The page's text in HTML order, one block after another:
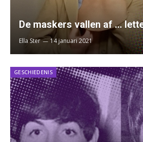
De maskers vallen af …
Ella Ster 14 januari 2021
GESCHIEDENIS